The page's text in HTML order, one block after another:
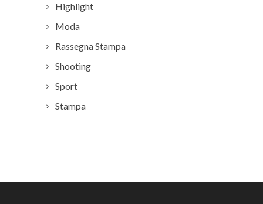
Highlight
Moda
Rassegna Stampa
Shooting
Sport
Stampa